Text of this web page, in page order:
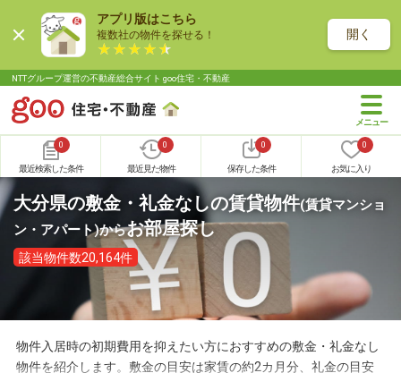
アプリ版はこちら
複数社の物件を探せる！ 開く
NTTグループ運営の不動産総合サイト goo住宅・不動産
0
最近検索した条件
0
最近見た物件
0
保存した条件
0
お気に入り
大分県の敷金・礼金なしの賃貸物件(賃貸マンショ
ン・アパート)からお部屋探し
該当物件数20,164件
物件入居時の初期費用を抑えたい方におすすめの敷金・礼金なし
物件を紹介します。敷金の目安は家賃の約2カ月分、礼金の目安